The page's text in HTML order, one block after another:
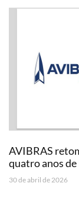
AVIBRAS
quatro anos
30 de abril de 2026